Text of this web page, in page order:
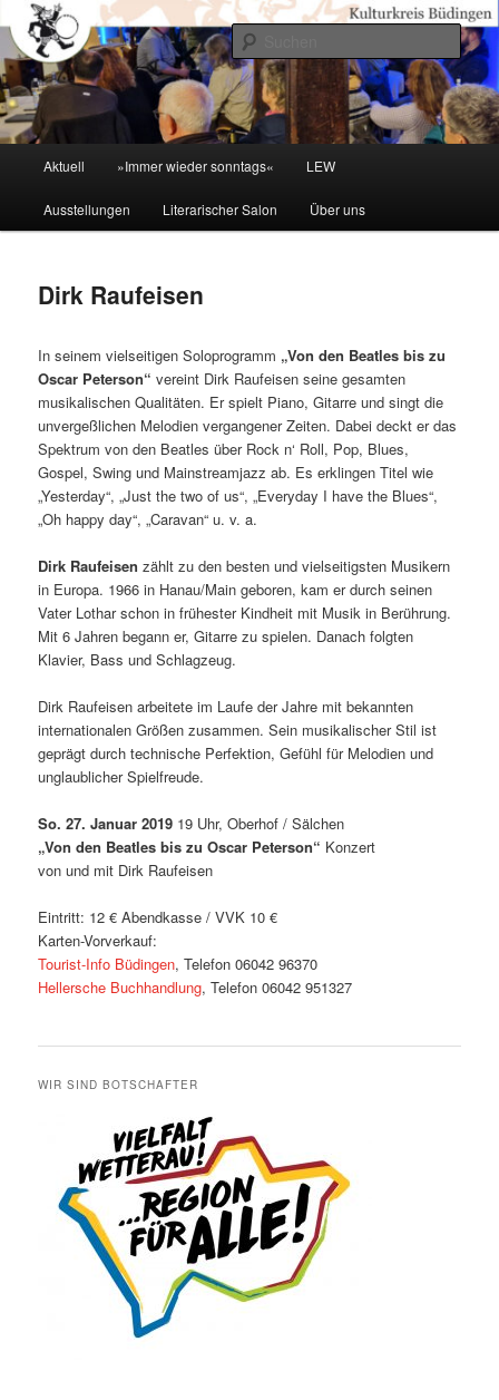
primären
Inhalt
springenKulturkreis Buedingen
Aktuell »Immer wieder sonntags« LEW
Ausstellungen Literarischer Salon Über uns
Dirk Raufeisen
In seinem vielseitigen Soloprogramm „Von den Beatles bis zu
Oscar Peterson“ vereint Dirk Raufeisen seine gesamten
musikalischen Qualitäten. Er spielt Piano, Gitarre und singt die
unvergeßlichen Melodien vergangener Zeiten. Dabei deckt er das
Spektrum von den Beatles über Rock n‘ Roll, Pop, Blues,
Gospel, Swing und Mainstreamjazz ab. Es erklingen Titel wie
„Yesterday“, „Just the two of us“, „Everyday I have the Blues“,
„Oh happy day“, „Caravan“ u. v. a.
Dirk Raufeisen zählt zu den besten und vielseitigsten Musikern
in Europa. 1966 in Hanau/Main geboren, kam er durch seinen
Vater Lothar schon in frühester Kindheit mit Musik in Berührung.
Mit 6 Jahren begann er, Gitarre zu spielen. Danach folgten
Klavier, Bass und Schlagzeug.
Dirk Raufeisen arbeitete im Laufe der Jahre mit bekannten
internationalen Größen zusammen. Sein musikalischer Stil ist
geprägt durch technische Perfektion, Gefühl für Melodien und
unglaublicher Spielfreude.
So. 27. Januar 2019 19 Uhr, Oberhof / Sälchen
„Von den Beatles bis zu Oscar Peterson“ Konzert
von und mit Dirk Raufeisen
Eintritt: 12 € Abendkasse / VVK 10 €
Karten-Vorverkauf:
Tourist-Info Büdingen, Telefon 06042 96370
Hellersche Buchhandlung, Telefon 06042 951327
WIR SIND BOTSCHAFTER